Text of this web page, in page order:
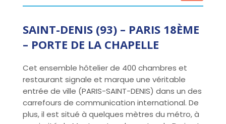
SAINT-DENIS (93) – PARIS 18ÈME
– PORTE DE LA CHAPELLE
Cet ensemble hôtelier de 400 chambres et
restaurant signale et marque une véritable
entrée de ville (PARIS-SAINT-DENIS) dans un des
carrefours de communication international. De
plus, il est situé à quelques mètres du métro, à